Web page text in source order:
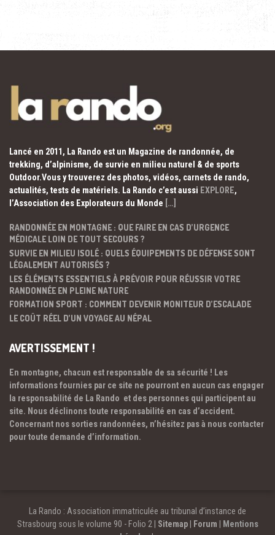
Lancé en 2011, La Rando est un Magazine de randonnée, de
trekking, d’alpinisme, de survie en milieu naturel & de sports
Outdoor.Vous y trouverez des photos, vidéos, carnets de rando,
actualités, tests de matériels. La Rando c’est aussi EXPLORE,
l’Association des Explorateurs du Monde […]
RANDONNÉE EN MONTAGNE : QUE FAIRE EN CAS D’URGENCE
MÉDICALE LOIN DE TOUT SECOURS ?
SURVIE EN MILIEU ISOLÉ : QUELS ÉQUIPEMENTS DE DÉFENSE SONT
LÉGALEMENT AUTORISÉS ?
LES ÉLÉMENTS ESSENTIELS À PRÉVOIR POUR RÉUSSIR VOTRE
RANDONNÉE EN PLEINE NATURE
FORMATION SPORT : COMMENT DEVENIR MONITEUR D’ESCALADE
LE COÛT RÉEL D’UN VOYAGE AU NÉPAL
AVERTISSEMENT !
En montagne, chacun est responsable de sa sécurité ! Les
informations fournies par ce site ne pourront en aucun cas engager
la responsabilité de La Rando et des personnes qui participent au
site. Nous déclinons toute responsabilité en cas d’accident.
Concernant nos sorties randonnées, n’hésitez pas à nous contacter
pour toute demande d’information.
La Rando : Association immatriculée au tribunal d’instance de
Strasbourg sous le volume 90 - Folio 2 | Sitemap| Forum
Mentions